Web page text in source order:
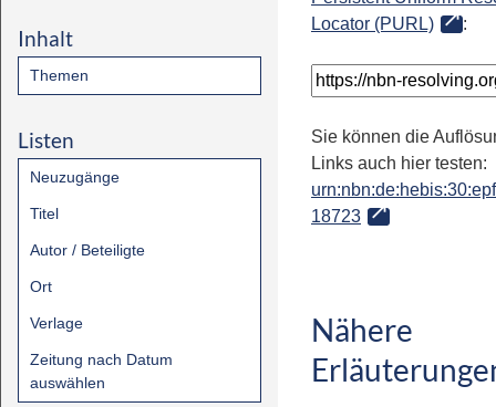
Inhalt
Themen
Listen
Neuzugänge
Titel
Autor / Beteiligte
Ort
Verlage
Zeitung nach Datum
auswählen
Locator (PURL)
:
Sie können die
Links auch hier testen:
18723
Nähere